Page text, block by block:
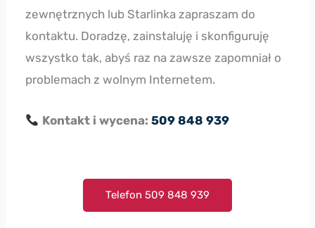
zewnętrznych lub Starlinka zapraszam do
kontaktu. Doradzę, zainstaluję i skonfiguruję
wszystko tak, abyś raz na zawsze zapomniał o
problemach z wolnym Internetem.
Kontakt i wycena: 509 848 939
Telefon 509 848 939